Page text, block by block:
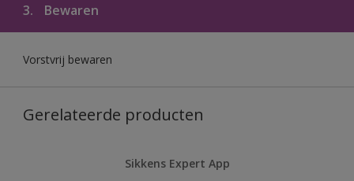
3. Bewaren
Vorstvrij bewaren
Gerelateerde producten
Sikkens Expert App